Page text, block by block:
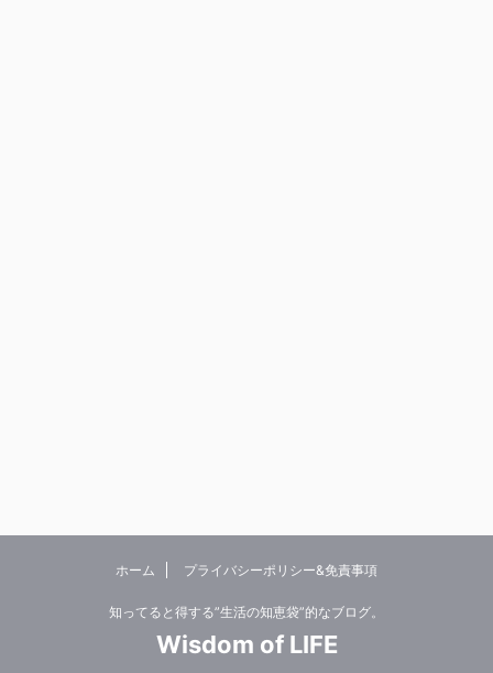
ホーム プライバシーポリシー&免責事項
知ってると得する”生活の知恵袋”的なブログ。
Wisdom of LIFE